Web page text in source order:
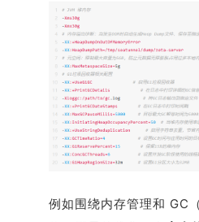
例如围绕内存管理和 GC